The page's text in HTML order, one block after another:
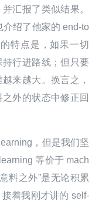
汇报了类似结果。
介绍了他家的 end-to
特点是，如果一切
行进路线；但只要
来越大。换言之，
外的状态中修正回
，但是我们坚
等价于 mach
料之外”是无论积累
着我刚才讲的 self-